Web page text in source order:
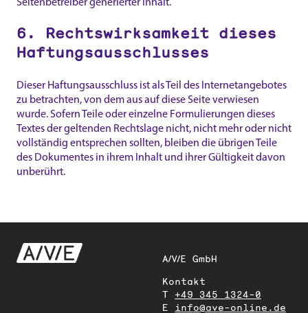
6. Rechtswirksamkeit dieses
Haftungsausschlusses
Dieser Haftungsausschluss ist als Teil des Internetangebotes
zu betrachten, von dem aus auf diese Seite verwiesen
wurde. Sofern Teile oder einzelne Formulierungen dieses
Textes der geltenden Rechtslage nicht, nicht mehr oder nicht
vollständig entsprechen sollten, bleiben die übrigen Teile
des Dokumentes in ihrem Inhalt und ihrer Gültigkeit davon
unberührt.
A/V/E GmbH
Kontakt
T +49 345 1324-0
E info@ave-online.de